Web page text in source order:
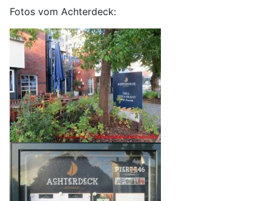
Fotos vom Achterdeck: